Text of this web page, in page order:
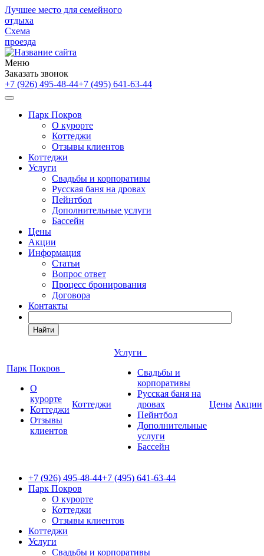
Лучшее место для семейного
отдыха
Схема
проезда
Меню
Заказать звонок
+7 (926) 495-48-44+7 (495) 641-63-44
Парк Покров
О курорте
Коттеджи
Отзывы клиентов
Коттеджи
Услуги
Свадьбы и корпоративы
Русская баня на дровах
Пейнтбол
Дополнительные услуги
Бассейн
Цены
Акции
Информация
Статьи
Вопрос ответ
Процесс бронирования
Договора
Контакты
Найти
Парк Покров
О
курорте
Коттеджи
Отзывы
клиентов
Коттеджи
Услуги
Свадьбы и
корпоративы
Русская баня на
дровах
Пейнтбол
Дополнительные
услуги
Бассейн
Цены Акции
+7 (926) 495-48-44+7 (495) 641-63-44
Парк Покров
О курорте
Коттеджи
Отзывы клиентов
Коттеджи
Услуги
Свадьбы и корпоративы